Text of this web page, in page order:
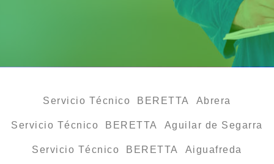
Servicio Técnico BERETTA Abrera
Servicio Técnico BERETTA Aguilar de Segarra
Servicio Técnico BERETTA Aiguafreda